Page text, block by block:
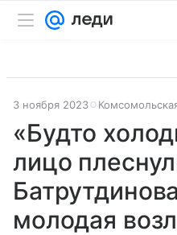
3 ноября 2023
«Будто
лицо
молодая